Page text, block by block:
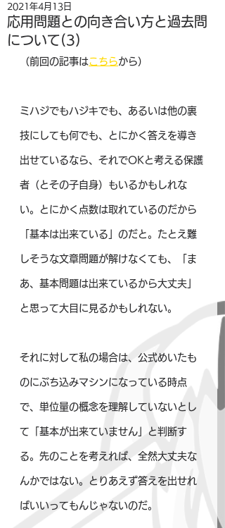
応用問題との向き合い方と過去問
について(3)
2021年4月13日
（前回の記事はこちらから）
ミハジでもハジキでも、あるいは他の裏
技にしても何でも、とにかく答えを導き
出せているなら、それでOKと考える保護
者（とその子自身）もいるかもしれな
い。とにかく点数は取れているのだから
「基本は出来ている」のだと。たとえ難
しそうな文章問題が解けなくても、「ま
あ、基本問題は出来ているから大丈夫」
と思って大目に見るかもしれない。
それに対して私の場合は、公式めいたも
のにぶち込みマシンになっている時点
で、単位量の概念を理解していないとし
て「基本が出来ていません」と判断す
る。先のことを考えれば、全然大丈夫な
んかではない。とりあえず答えを出せれ
ばいいってもんじゃないのだ。